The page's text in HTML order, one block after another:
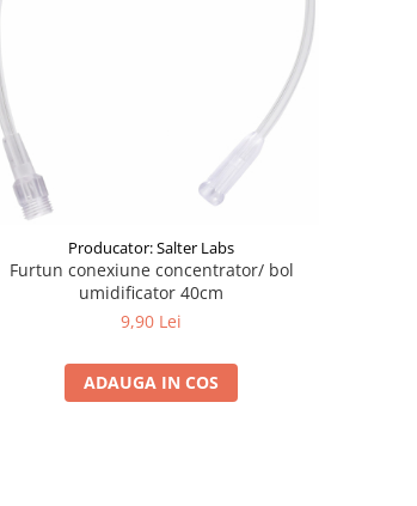
Producator: Salter Labs
Furtun conexiune concentrator/ bol
umidificator 40cm
9,90 Lei
ADAUGA IN COS